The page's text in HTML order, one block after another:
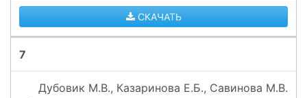
СКАЧАТЬ
7
Дубовик М.В., Казаринова Е.Б., Савинова М.В.